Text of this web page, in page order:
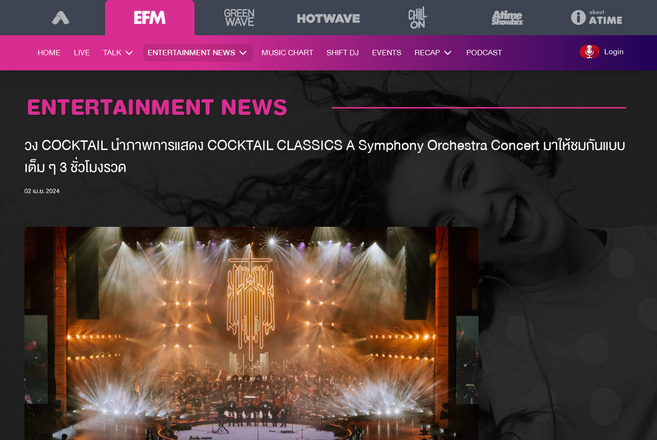
HOME LIVE TALK ENTERTAINMENT NEWS MUSIC CHART SHIFT DJ EVENTS RECAP PODCAST Login
ENTERTAINMENT NEWS
วง COCKTAIL นำภาพการแสดง COCKTAIL CLASSICS A Symphony Orchestra Concert มาให้ชมกันแบบ
เต็ม ๆ 3 ชั่วโมงรวด
02 เม.ย. 2024